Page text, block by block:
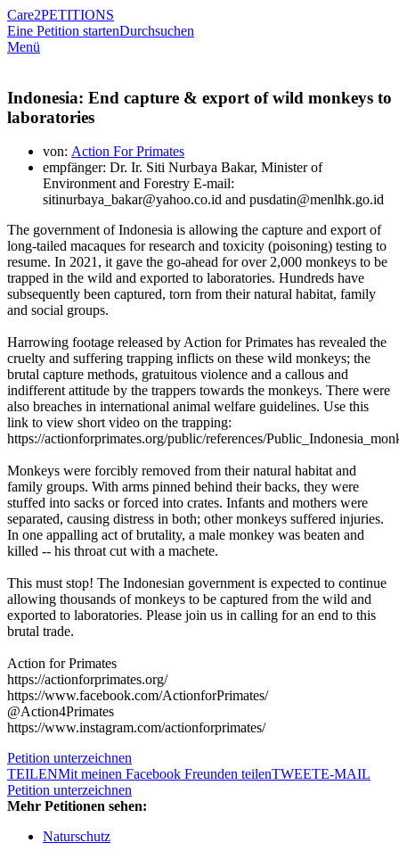
Care2PETITIONS
Eine Petition startenDurchsuchen
Menü
Indonesia: End capture & export of wild monkeys to
laboratories
von: Action For Primates
empfänger: Dr. Ir. Siti Nurbaya Bakar, Minister of
Environment and Forestry E-mail:
sitinurbaya_bakar@yahoo.co.id and pusdatin@menlhk.go.id
The government of Indonesia is allowing the capture and export of
long-tailed macaques for research and toxicity (poisoning) testing to
resume. In 2021, it gave the go-ahead for over 2,000 monkeys to be
trapped in the wild and exported to laboratories. Hundreds have
subsequently been captured, torn from their natural habitat, family
and social groups.
Harrowing footage released by Action for Primates has revealed the
cruelty and suffering trapping inflicts on these wild monkeys; the
brutal capture methods, gratuitous violence and a callous and
indifferent attitude by the trappers towards the monkeys. There were
also breaches in international animal welfare guidelines. Use this
link to view short video on the trapping:
https://actionforprimates.org/public/references/
Monkeys were forcibly removed from their natural habitat and
family groups. With arms pinned behind their backs, they were
stuffed into sacks or forced into crates. Infants and mothers were
separated, causing distress in both; other monkeys suffered injuries.
In one appalling act of brutality, a male monkey was beaten and
killed -- his throat cut with a machete.
This must stop! The Indonesian government is expected to continue
allowing thousands of monkeys to be captured from the wild and
exported to laboratories. Please join us in calling for an end to this
brutal trade.
Action for Primates
https://actionforprimates.org/
https://www.facebook.com/ActionforPrimates/
@Action4Primates
https://www.instagram.com/actionforprimates/
Petition unterzeichnen
TEILENMit meinen Facebook Freunden teilenTWEETE-MAIL
Petition unterzeichnen
Mehr Petitionen sehen:
Naturschutz